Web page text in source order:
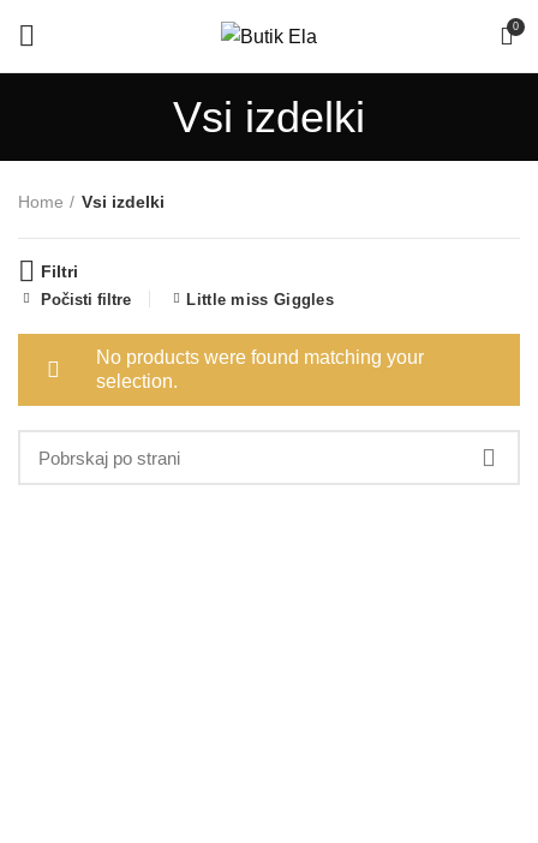
0
Vsi izdelki
Home Vsi izdelki
Filtri
Počisti filtre Little miss Giggles
No products were found matching your
selection.